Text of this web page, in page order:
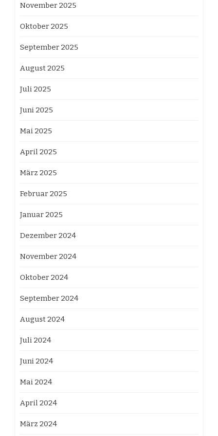
November 2025
Oktober 2025
September 2025
August 2025
Juli 2025
Juni 2025
Mai 2025
April 2025
März 2025
Februar 2025
Januar 2025
Dezember 2024
November 2024
Oktober 2024
September 2024
August 2024
Juli 2024
Juni 2024
Mai 2024
April 2024
März 2024